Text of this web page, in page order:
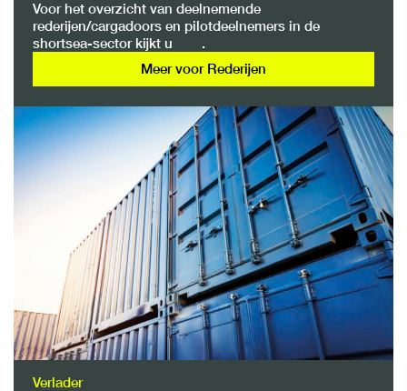
Voor het overzicht van deelnemende
rederijen/cargadoors en pilotdeelnemers in de
shortsea-sector kijkt u
.
Meer voor Rederijen
Verlader